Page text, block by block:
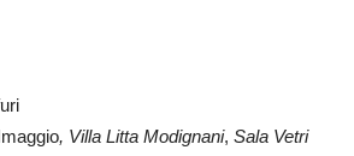
, Villa Litta Modignani, Sala Vetri